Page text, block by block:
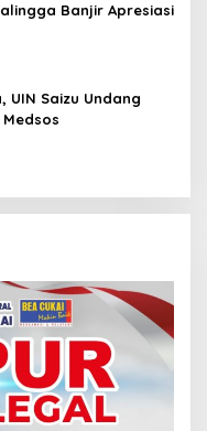
Banjir Apresiasi
UIN Saizu Undang